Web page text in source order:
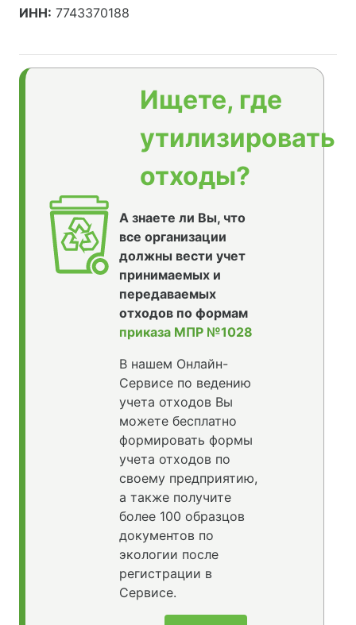
ИНН: 7743370188
Ищете, где
утилизировать
отходы?
А знаете ли Вы, что
все организации
должны вести учет
принимаемых и
передаваемых
отходов по формам
приказа МПР №1028
В нашем Онлайн-
Сервисе по ведению
учета отходов Вы
можете бесплатно
формировать формы
учета отходов по
своему предприятию,
а также получите
более 100 образцов
документов по
экологии после
регистрации в
Сервисе.